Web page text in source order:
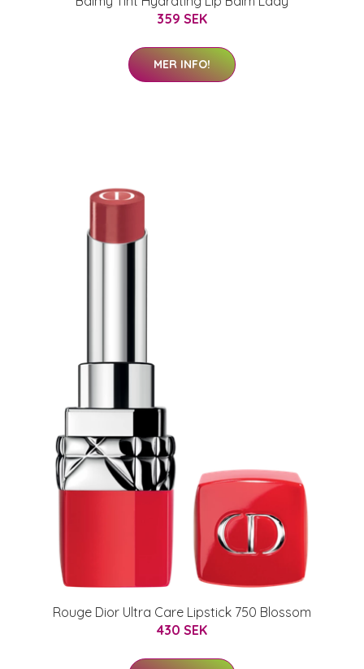
359 SEK
MER INFO!
Rouge Dior Ultra Care Lipstick 750 Blossom
430 SEK